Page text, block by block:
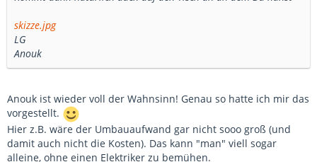
skizze.jpg
LG
Anouk
Anouk ist wieder voll der Wahnsinn! Genau so hatte ich mir das
vorgestellt.
Hier z.B. wäre der Umbauaufwand gar nicht sooo groß (und
damit auch nicht die Kosten). Das kann "man" viell sogar
alleine, ohne einen Elektriker zu bemühen.